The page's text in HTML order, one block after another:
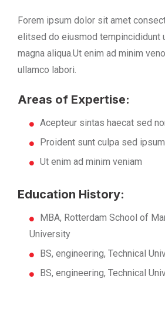
Forem ipsum dolor sit amet
elitsed do eiusmod tempincididunt
magna aliqua.Ut enim ad minim
ullamco labori.
Areas of Expertise:
Acepteur sintas haecat sed
Proident sunt culpa sed
Ut enim ad minim veniam
Education History:
MBA, Rotterdam School of
University
BS, engineering, Technical
BS, engineering, Technical